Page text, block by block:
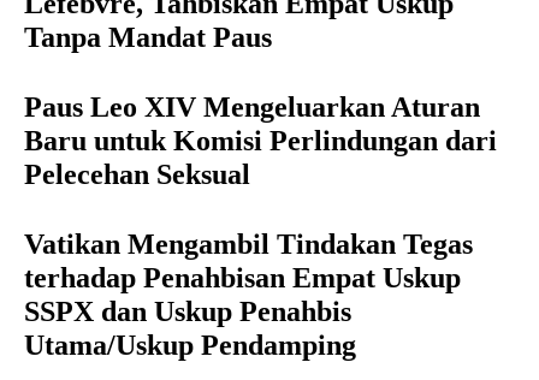
Tanpa Mandat Paus
Paus Leo XIV Mengeluarkan Aturan
Baru untuk Komisi Perlindungan dari
Pelecehan Seksual
Vatikan Mengambil Tindakan Tegas
terhadap Penahbisan Empat Uskup
SSPX dan Uskup Penahbis
Utama/Uskup Pendamping